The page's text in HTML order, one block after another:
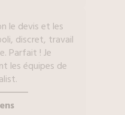
le devis et les
discret, travail
Parfait ! Je
les équipes de